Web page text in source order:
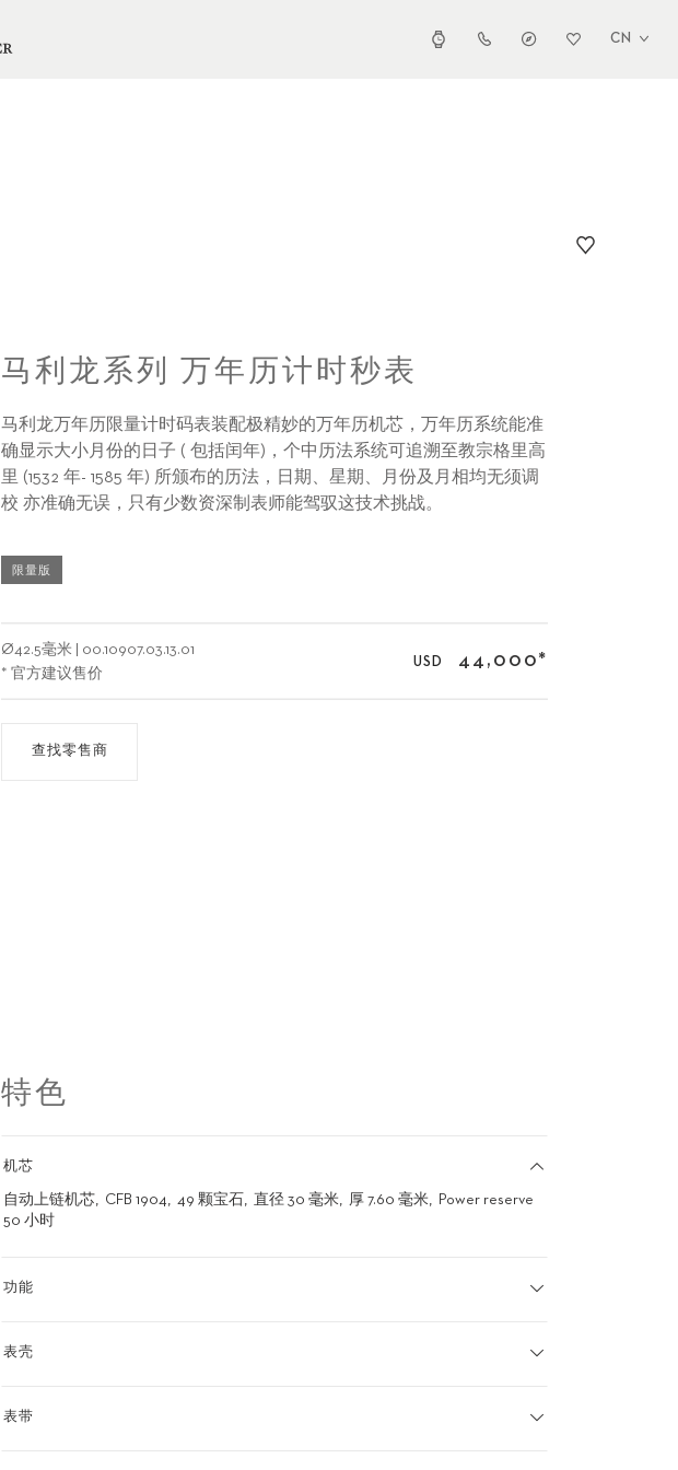
CN
马利龙系列 万年历计时秒表
马利龙万年历限量计时码表装配极精妙的万年历机芯，万年历系统能准
确显示大小月份的日子 ( 包括闰年)，个中历法系统可追溯至教宗格里高
里 (1532 年- 1585 年) 所颁布的历法，日期、星期、月份及月相均无须调
校 亦准确无误，只有少数资深制表师能驾驭这技术挑战。
限量版
Ø42.5毫米
00.10907.03.13.01
* 官方建议售价
USD 44,000*
查找零售商
特色
机芯
自动上链机芯 CFB 1904 49 颗宝石 直径 30 毫米 厚 7.60 毫米
Power reserve
50 小时
功能
表壳
表带